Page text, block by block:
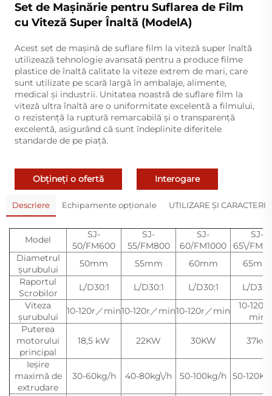
Set de Mașinărie pentru Suflarea de Film
cu Viteză Super Înaltă (ModelA)
Acest set de mașină de suflare film la viteză super înaltă
utilizează tehnologie avansată pentru a produce filme
plastice de înaltă calitate la viteze extrem de mari, care
sunt utilizate pe scară largă în ambalaje, alimente,
medical și industrii. Unitatea noastră de suflare film la
viteză ultra înaltă are o uniformitate excelentă a filmului,
o rezistență la ruptură remarcabilă și o transparență
excelentă, asigurând că sunt îndeplinite diferitele
standarde de pe piață.
Obțineți o ofertă Interogare
Descriere Echipamente opționale UTILIZARE ŞI
Model
SJ-
50/FM600
SJ-
55/FM800
SJ-
60/FM1000
SJ-
65\/
Diametrul
șurubului
50mm 55mm 60mm
65mm
Raportul
Scrobilor
L/D30:1 L/D30:1 L/D30:1
L/D30:1
Viteza
șurubului
10-120r／min10-120r／min10-120r／min
10-120r
min
Puterea
motorului
principal
18,5 kW 22KW 30KW 37kw
Ieșire
maximă de
extrudare
30-60kg/h 40-80kg\/h 50-100kg/h 50-